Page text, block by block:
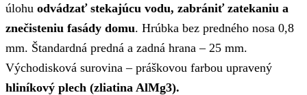
úlohu odvádzať stekajúcu vodu, zabrániť zatekaniu a
znečisteniu fasády domu. Hrúbka bez predného nosa 0,8
mm. Štandardná predná a zadná hrana – 25 mm.
Východisková surovina – práškovou farbou upravený
hliníkový plech (zliatina AlMg3).